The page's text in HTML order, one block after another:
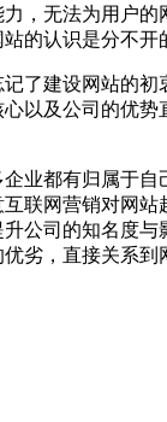
，无法为用户
的认识是分不开
建设网站的初
以及公司的优
业都有归属于
联网营销对网
公司的知名度
劣，直接关系